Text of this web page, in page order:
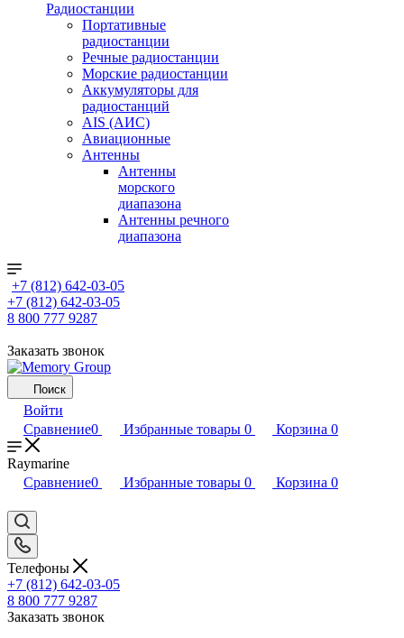
Радиостанции
Портативные
радиостанции
Речные радиостанции
Морские радиостанции
Аккумуляторы для
радиостанций
AIS (АИС)
Авиационные
Антенны
Антенны
морского
диапазона
Антенны речного
диапазона
+7 (812) 642-03-05
+7 (812) 642-03-05
8 800 777 9287
Заказать звонок
Поиск
Войти
Сравнение0 Избранные товары 0 Корзина 0
Raymarine
Сравнение0 Избранные товары 0 Корзина 0
Телефоны
+7 (812) 642-03-05
8 800 777 9287
Заказать звонок